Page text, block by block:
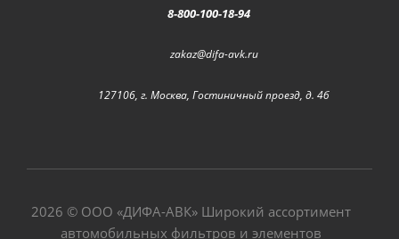
8-800-100-18-94
zakaz@difa-avk.ru
127106, г. Москва, Гостиничный проезд, д. 4б
2026 © ООО «ДИФА-АВК» Широкий ассортимент
автомобильных фильтров и элементов